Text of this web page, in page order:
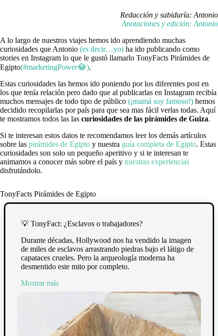
Redacción y sabiduría: Antonio
Anotaciones y edición: Antonio
A lo largo de nuestros viajes hemos ido aprendiendo muchas
curiosidades que Antonio (es decir…yo) ha ido publicando como
stories en Instagram lo que le gustó llamarlo TonyFacts Pirámides de
Egipto(#marketingPower😂).
Estas curiosidades las hemos ido poniendo por los diferentes post en
los que tenía relación pero dado que al publicarlas en Instagram recibía
muchos mensajes de todo tipo de público (¡mamá soy famoso!) hemos
decidido recopilarlas por país para que sea mas fácil verlas todas. Aquí
te mostramos todos las las curiosidades de las pirámides de Guiza.
Si te interesan estos datos te recomendamos leer los demás artículos
sobre las pirámides de Egipto y nuestra guía completa de Egipto. Estas
curiosidades son solo un pequeño aperitivo y si te interesan te
animamos a conocer más sobre el país y nuestras experiencias
disfrutándolo.
TonyFacts Pirámides de Egipto
💡 TonyFact: ¿Esclavos o trabajadores?
Durante décadas, Hollywood nos ha vendido la imagen
de miles de esclavos arrastrando piedras bajo el látigo de
capataces crueles. Pero la arqueología moderna ha
desmentido este mito por completo.
Mostrar más